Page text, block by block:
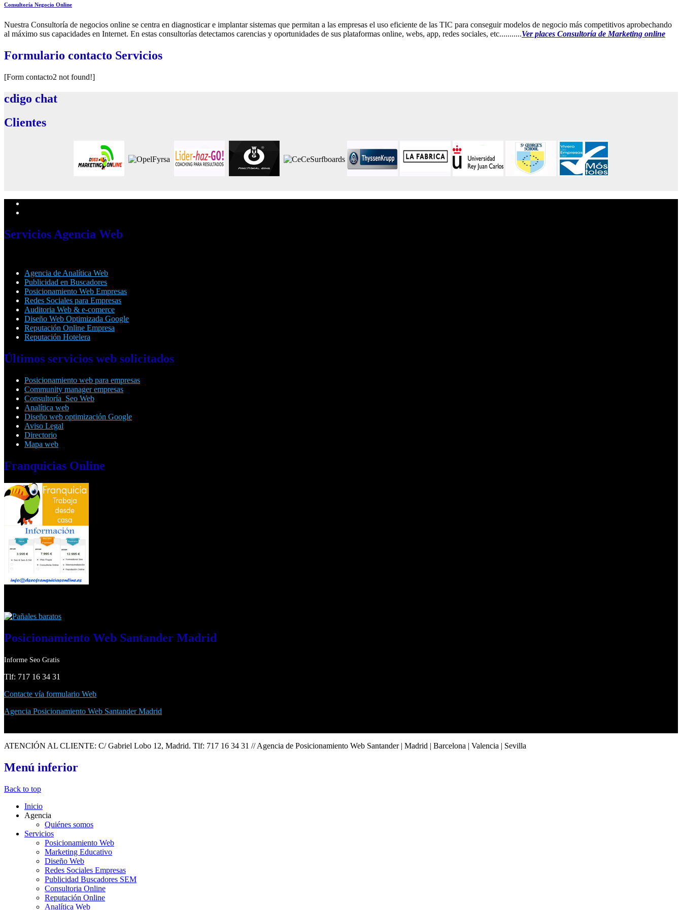
Consultoría Negocio Online
Nuestra Consultoría de negocios online se centra en diagnosticar e implantar sistemas que permitan a las empresas el uso eficiente de las TIC para conseguir modelos de negocio más competitivos aprobechando
al máximo sus capacidades en Internet. En estas consultorías detectamos carencias y oportunidades de sus plataformas online, webs, app, redes sociales, etc...........Ver places Consultoría de Marketing online
Formulario contacto Servicios
[Form contacto2 not found!]
cdigo chat
Clientes
ServiciosAgencia Web
Agencia de Analítica Web
Publicidad en Buscadores
Posicionamiento Web Empresas
Redes Sociales para Empresas
Auditoria Web & e-comerce
Diseño Web Optimizada Google
Reputación Online Empresa
Reputación Hotelera
Últimos servicios web solicitados
Posicionamiento web para empresas
Community manager empresas
Consultoría Seo Web
Analítica web
Diseño web optimización Google
Aviso Legal
Directorio
Mapa web
Franquicias Online
Posicionamiento Web Santander Madrid
Informe Seo Gratis
Tlf: 717 16 34 31
Contacte vía formulario Web
Agencia Posicionamiento Web Santander Madrid
ATENCIÓN AL CLIENTE: C/ Gabriel Lobo 12, Madrid. Tlf: 717 16 34 31 // Agencia de Posicionamiento Web Santander | Madrid | Barcelona | Valencia | Sevilla
Menú inferior
Back to top
Inicio
Agencia
Quiénes somos
Servicios
Posicionamiento Web
Marketing Educativo
Diseño Web
Redes Sociales Empresas
Publicidad Buscadores SEM
Consultoria Online
Reputación Online
Analítica Web